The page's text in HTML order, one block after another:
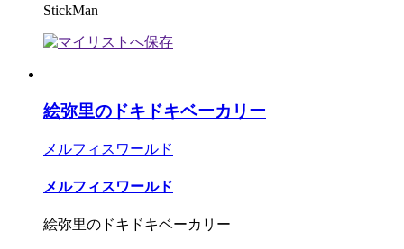
StickMan
絵弥里のドキドキベーカリー
メルフィスワールド
メルフィスワールド
絵弥里のドキドキベーカリー